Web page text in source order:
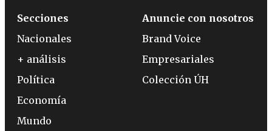
Secciones
Nacionales
+ análisis
Política
Economía
Mundo
Anuncie con nosotros
Brand Voice
Empresariales
Colección ÚH